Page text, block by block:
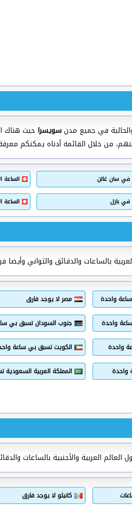
في جميع مدنسويسرا حيث هناك
من خلال القائمة أدناه يمكنكم
في سان غالن الساعة
في بازل
بالساعات والدقائق والثواني
واحدة مصر لا يوجد فارق
واحدة جنوب السودان تسبق بي
واحدة الكويت تسبق بي ساعة
المملكة العربية
العربية والأجنبية بالساعات
كانيلو لا يوجد فارق